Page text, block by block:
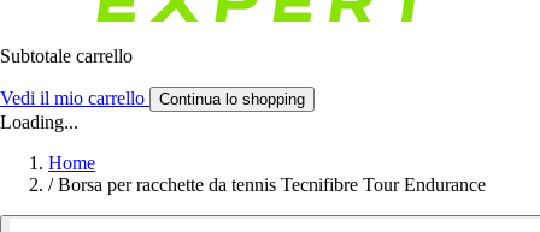
Subtotale carrello
Vedi il mio carrello Continua lo shopping
Loading...
Home
/ Borsa per racchette da tennis Tecnifibre Tour Endurance